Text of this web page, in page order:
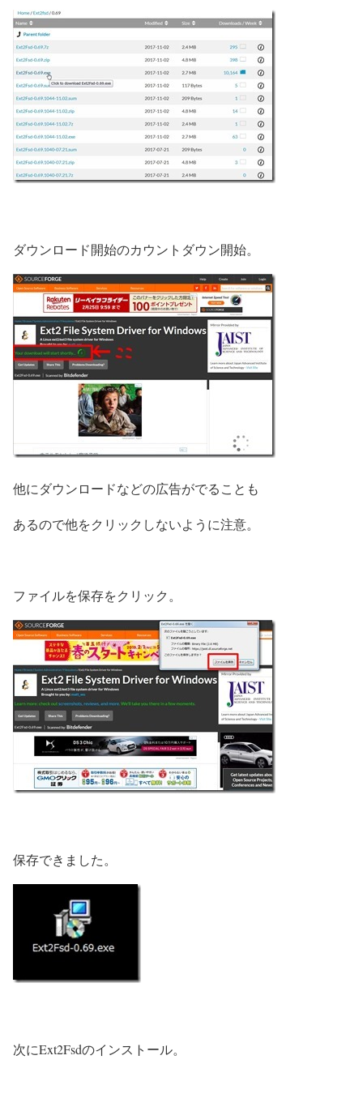
ダウンロード開始のカウントダウン開始。
他にダウンロードなどの広告がでることも
あるので他をクリックしないように注意。
ファイルを保存をクリック。
保存できました。
次にExt2Fsdのインストール。